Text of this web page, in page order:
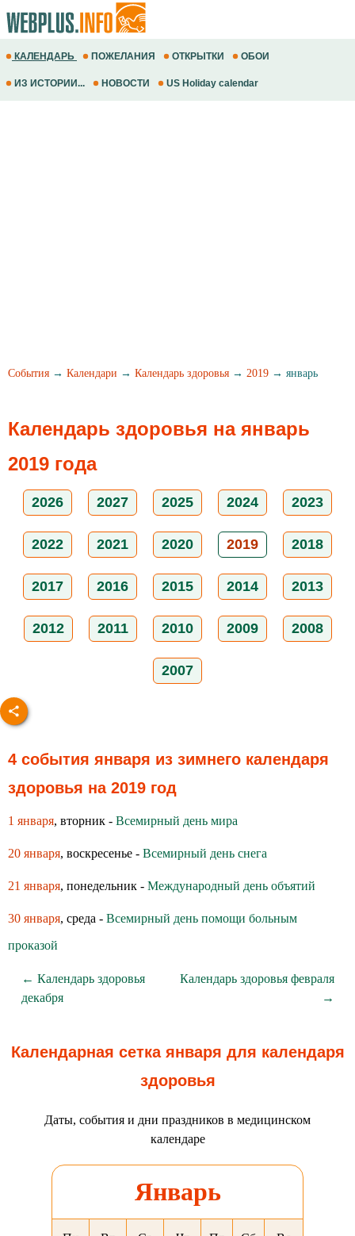
КАЛЕНДАРЬ ПОЖЕЛАНИЯ ОТКРЫТКИ ОБОИ
ИЗ ИСТОРИИ... НОВОСТИ US Holiday calendar
События → Календари → Календарь здоровья → 2019 → январь
Календарь здоровья на январь
2019 года
2026 2027 2025 2024 2023
2022 2021 2020 2019 2018
2017 2016 2015 2014 2013
2012 2011 2010 2009 2008
2007
4 события января из зимнего календаря
здоровья на 2019 год
1 января, вторник - Всемирный день мира
20 января, воскресенье - Всемирный день снега
21 января, понедельник - Международный день объятий
30 января, среда - Всемирный день помощи больным
проказой
← Календарь здоровья
декабря
Календарь здоровья февраля
→
Календарная сетка января для календаря
здоровья
Даты, события и дни праздников в медицинском
календаре
Январь